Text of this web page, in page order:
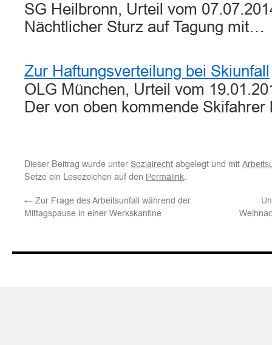
SG Heilbronn, Urteil vom
Nächtlicher Sturz auf Tagung mit…
Zur Haftungsverteilung bei Skiunfall
OLG München, Urteil vom
Der von oben kommende
Dieser Beitrag wurde unter Sozialrecht abgelegt und mit
Setze ein Lesezeichen auf den Permalink.
← Zur Frage des Arbeitsunfall während der
Mittagspause in einer Werkskantine